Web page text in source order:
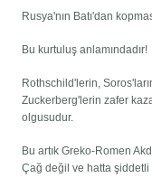
Rusya'nın Batı'dan
Bu kurtuluş anlamındadır!
Rothschild'lerin,
Zuckerberg'lerin zafer
olgusudur.
Bu artık Greko-Romen
Çağ değil ve hatta şiddetli